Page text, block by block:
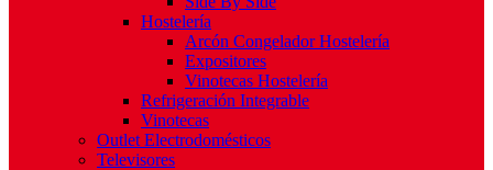
Hostelería
Arcón Congelador Hostelería
Expositores
Vinotecas Hostelería
Refrigeración Integrable
Vinotecas
Outlet Electrodomésticos
Televisores